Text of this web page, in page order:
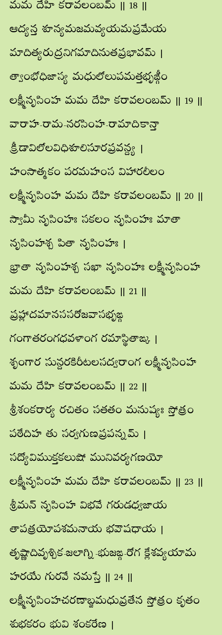
మమ దేహి కరావలంబమ్ || 18 ||
ఆద్యన్త శూన్యమజమవ్యయమప్రమేయ
మాదిత్యరుద్రనిగమాదినుతప్రభావమ్ |
త్వాంభోధిజాస్య మధులోలుపమత్తభృఙ్గీం
లక్ష్మీనృసింహ మమ దేహి కరావలంబమ్ || 19 ||
వారాహ-రామ-నరసింహ-రామాదికాన్తా
క్రీడావిలోలవిధిశూలిసూరప్రవన్ద్య |
హంసాత్మకం పరమహంస విహారలీలం
లక్ష్మీనృసింహ మమ దేహి కరావలంబమ్ || 20 ||
స్వామీ నృసింహః సకలం నృసింహః మాతా
నృసింహశ్చ పితా నృసింహః |
భ్రాతా నృసింహశ్చ సఖా నృసింహః లక్ష్మీనృసింహ
మమ దేహి కరావలంబమ్ || 21 ||
ప్రహ్లాదమానససరోజవాసభృఙ్గ
గంగాతరంగధవళాంగ రమాస్థితాఙ్క |
శృంగార సున్దరకిరీటలసద్వరాంగ లక్ష్మీనృసింహ
మమ దేహి కరావలంబమ్ || 22 ||
శ్రీశంకరార్య రచితం సతతం మనుష్యః స్తోత్రం
పఠేదిహ తు సర్వగుణప్రపన్నమ్ |
సద్యోవిముక్తకలుషో మునివర్యగణయో
లక్ష్మీనృసింహ మమ దేహి కరావలంబమ్ || 23 ||
శ్రీమన్ నృసింహ విభవే గరుడధ్వజాయ
తాపత్రయోపశమనాయ భవౌషధాయ |
తృష్ణాదివృశ్చిక-జలాగ్ని-భుజఙ్గ-రోగ క్లేశవ్యయామ
హరయే గురవే నమస్తే || 24 ||
లక్ష్మీనృసింహచరణాబ్జమధువ్రతేన స్తోత్రం కృతం
శుభకరం భువి శంకరేణ |